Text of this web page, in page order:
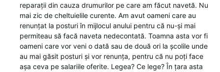
reparații din cauza drumurilor pe care am făcut navetă. Nu
mai zic de cheltuielile curente. Am avut oameni care au
renunțat la posturi în mijlocul anului pentru că nu-și mai
permiteau să facă naveta nedecontată. Toamna asta vor fi
oameni care vor veni o dată sau de două ori la școlile unde
au mai găsit posturi și vor renunța, pentru că nu poți face
așa ceva pe salariile oferite. Legea? Ce lege? În țara asta